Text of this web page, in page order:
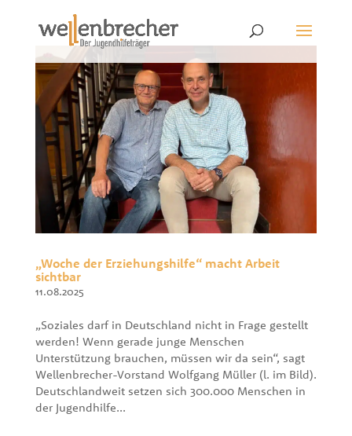
„Woche der Erziehungshilfe“ macht Arbeit
sichtbar
11.08.2025
„Soziales darf in Deutschland nicht in Frage gestellt
werden! Wenn gerade junge Menschen
Unterstützung brauchen, müssen wir da sein“, sagt
Wellenbrecher-Vorstand Wolfgang Müller (l. im Bild).
Deutschlandweit setzen sich 300.000 Menschen in
der Jugendhilfe...